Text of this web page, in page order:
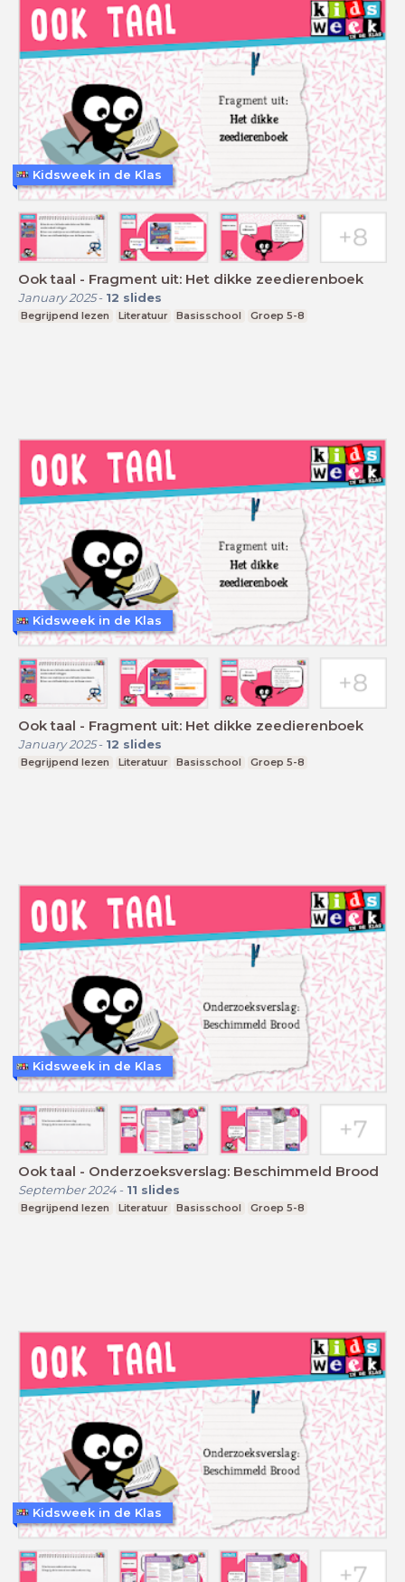
Ook taal - Fragment uit: Het dikke zeedierenboek
January 2025- 12 slides
Begrijpend lezen Literatuur Basisschool Groep 5-8
Kidsweek in de Klas
Ook taal - Fragment uit: Het dikke zeedierenboek
January 2025- 12 slides
Begrijpend lezen Literatuur Basisschool Groep 5-8
Kidsweek in de Klas
Ook taal - Onderzoeksverslag: Beschimmeld Brood
September 2024- 11 slides
Begrijpend lezen Literatuur Basisschool Groep 5-8
Kidsweek in de Klas
Kidsweek in de Klas